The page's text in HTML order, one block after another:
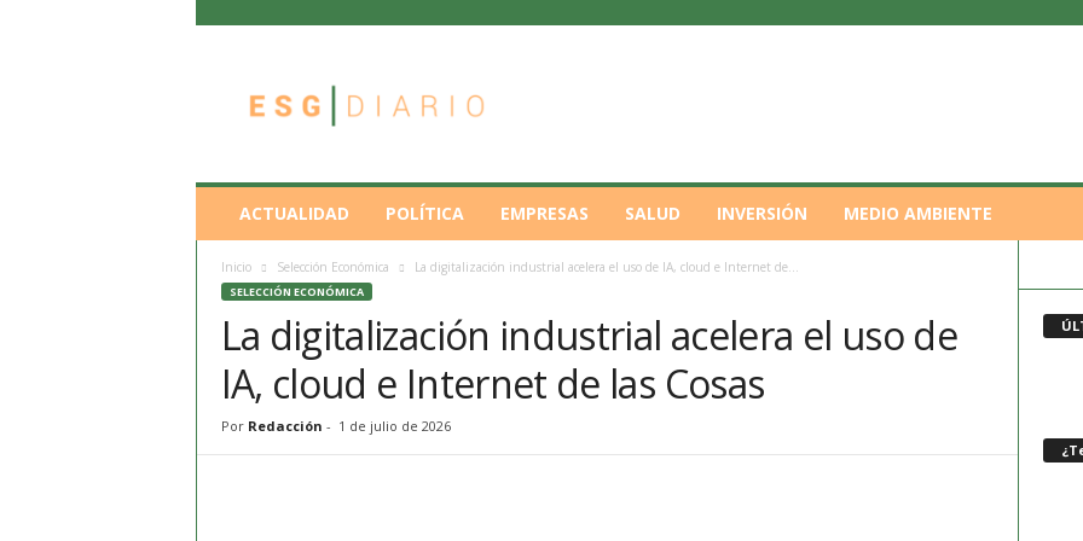
ACTUALIDAD POLÍTICA EMPRESAS SALUD INVERSIÓN MEDIO AMBIENTE
Inicio Selección Económica La digitalización industrial acelera el uso de IA, cloud e Internet de...
SELECCIÓN ECONÓMICA
La digitalización industrial acelera el uso de
IA, cloud e Internet de las Cosas
Por Redacción - 1 de julio de 2026